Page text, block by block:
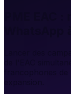
de l'EAC
francophones